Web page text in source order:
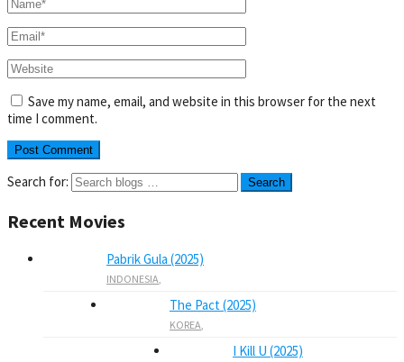
Save my name, email, and website in this browser for the next
time I comment.
Search for:
Recent Movies
Pabrik Gula (2025)
INDONESIA
The Pact (2025)
KOREA
I Kill U (2025)